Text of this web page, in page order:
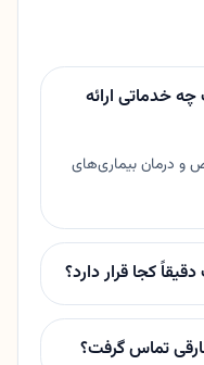
خدماتی ارائه
و درمان بیماری‌های
کجا قرار دارد؟
تماس گرفت؟